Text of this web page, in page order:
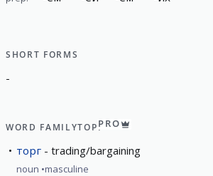
SHORT FORMS
-
WORD FAMILYТОРГPRO
торг trading/bargaining
noun masculine